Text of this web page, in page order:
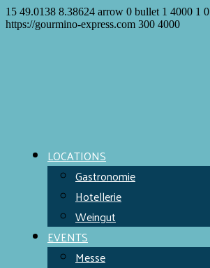
15 49.0138 8.38624 arrow 0 bullet 1 4000 1 0
https://gourmino-express.com 300 4000
LOCATIONS
Gastronomie
Hotellerie
Weingut
EVENTS
Messe